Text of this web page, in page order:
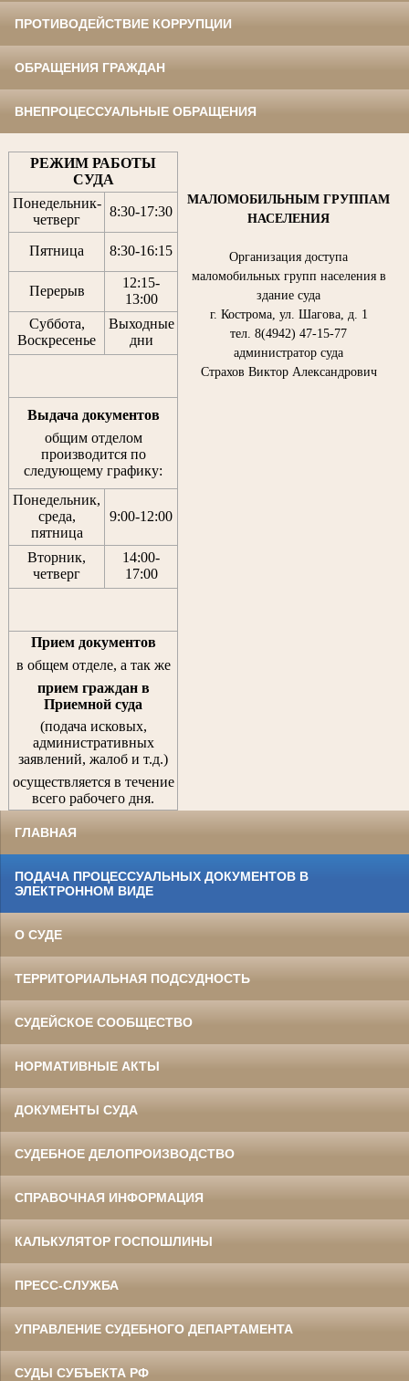
ПРОТИВОДЕЙСТВИЕ КОРРУПЦИИ
ОБРАЩЕНИЯ ГРАЖДАН
ВНЕПРОЦЕССУАЛЬНЫЕ ОБРАЩЕНИЯ
РЕЖИМ РАБОТЫ
СУДА
Понедельник-
четверг
8:30-17:30
Пятница 8:30-16:15
Перерыв
12:15-
13:00
Суббота,
Воскресенье
Выходные
дни
Выдача документов
общим отделом
производится по
следующему графику:
Понедельник,
среда,
пятница
9:00-12:00
Вторник,
четверг
14:00-
17:00
Прием документов
в общем отделе, а так же
прием граждан в
Приемной суда
(подача исковых,
административных
заявлений, жалоб и т.д.)
осуществляется в течение
всего рабочего дня.
МАЛОМОБИЛЬНЫМ ГРУППАМ
НАСЕЛЕНИЯ
Организация доступа
маломобильных групп населения в
здание суда
г. Кострома, ул. Шагова, д. 1
тел. 8(4942) 47-15-77
администратор суда
Страхов Виктор Александрович
ГЛАВНАЯ
ПОДАЧА ПРОЦЕССУАЛЬНЫХ ДОКУМЕНТОВ В
ЭЛЕКТРОННОМ ВИДЕ
О СУДЕ
ТЕРРИТОРИАЛЬНАЯ ПОДСУДНОСТЬ
СУДЕЙСКОЕ СООБЩЕСТВО
НОРМАТИВНЫЕ АКТЫ
ДОКУМЕНТЫ СУДА
СУДЕБНОЕ ДЕЛОПРОИЗВОДСТВО
СПРАВОЧНАЯ ИНФОРМАЦИЯ
КАЛЬКУЛЯТОР ГОСПОШЛИНЫ
ПРЕСС-СЛУЖБА
УПРАВЛЕНИЕ СУДЕБНОГО ДЕПАРТАМЕНТА
СУДЫ СУБЪЕКТА РФ